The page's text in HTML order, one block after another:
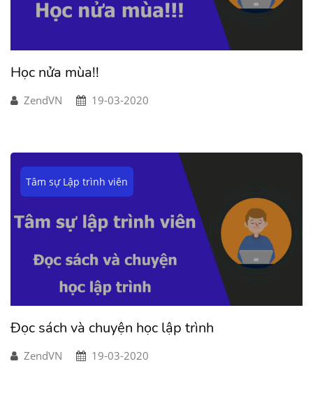
Học nửa mùa!!
ZendVN 19-03-2020
Tâm sự Lập trình viên
Đọc sách và chuyện học lập trình
ZendVN 19-03-2020